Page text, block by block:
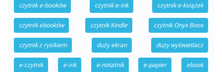
czytnik e-booków czytnik e-ink czytnik e-książek
czytnik ebooków czytnik Kindle czytnik Onyx Boox
czytnik z rysikiem duży ekran duży wyświetlacz
e-czytnik e-ink e-notatnik e-papier ebook